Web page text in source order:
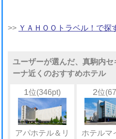
>> ＹＡＨＯＯトラベル！で探
ユーザーが選んだ、真駒内
ーナ近くのおすすめホテル
1位(346pt)
アパホテル＆リ
2位
ホテルマ